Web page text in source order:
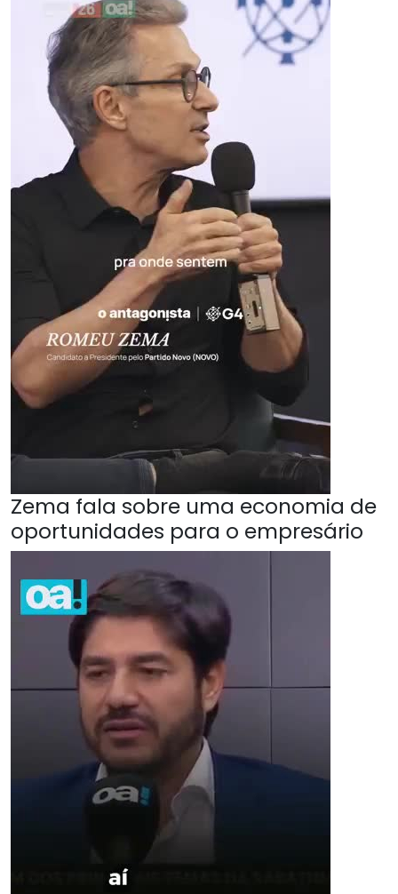
Zema fala sobre uma economia de
oportunidades para o empresário